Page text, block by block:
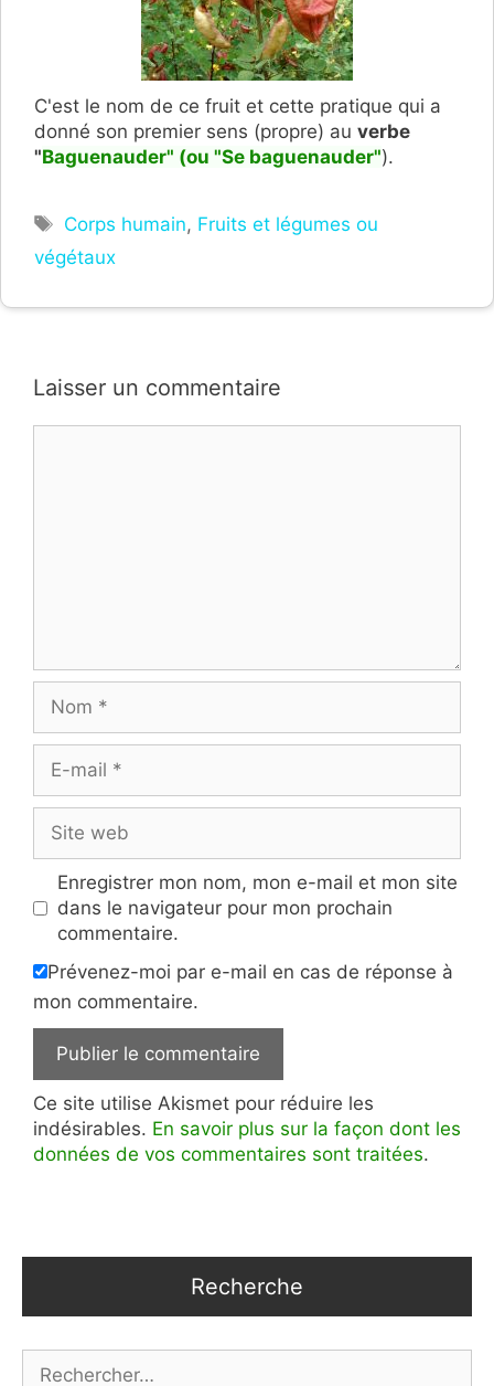
C'est le nom de ce fruit et cette pratique qui a
donné son premier sens (propre) au verbe
"Baguenauder" (ou "Se baguenauder").
Étiquettes
Corps humain, Fruits et légumes ou
végétaux
Laisser un commentaire
mail
web
Enregistrer mon nom, mon e-mail et mon site
dans le navigateur pour mon prochain
commentaire.
Prévenez-moi par e-mail en cas de réponse à
mon commentaire.
Ce site utilise Akismet pour réduire les
indésirables. En savoir plus sur la façon dont les
données de vos commentaires sont traitées.
Recherche